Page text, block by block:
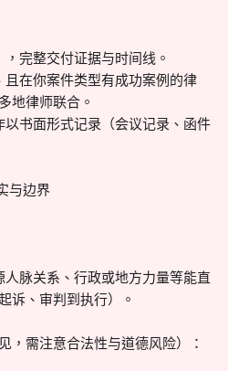
，完整交付证据与时间线。
且在你案件类型有成功案例的律
地律师联合。
以书面形式记录（会议记录、函件
与边界
脉关系、行政或地方力量等能直
诉、审判到执行）。
，需注意合法性与道德风险）：